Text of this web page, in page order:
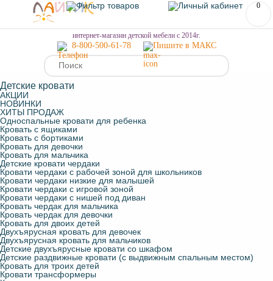
МЕНЮ
0
интернет-магазин детской мебели с 2014г.
8-800-500-61-78 Пишите в МАКС
Детские кровати
АКЦИИ
НОВИНКИ
ХИТЫ ПРОДАЖ
Односпальные кровати для ребенка
Кровать с ящиками
Кровать с бортиками
Кровать для девочки
Кровать для мальчика
Детские кровати чердаки
Кровати чердаки с рабочей зоной для школьников
Кровати чердаки низкие для малышей
Кровати чердаки с игровой зоной
Кровати чердаки с нишей под диван
Кровать чердак для мальчика
Кровать чердак для девочки
Кровать для двоих детей
Двухъярусная кровать для девочек
Двухъярусная кровать для мальчиков
Детские двухъярусные кровати со шкафом
Детские раздвижные кровати (с выдвижным спальным местом)
Кровать для троих детей
Кровати трансформеры